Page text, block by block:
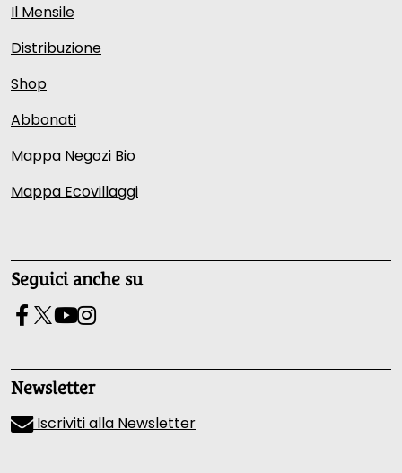
Il Mensile
Distribuzione
Shop
Abbonati
Mappa Negozi Bio
Mappa Ecovillaggi
Seguici anche su
Newsletter
Iscriviti alla Newsletter